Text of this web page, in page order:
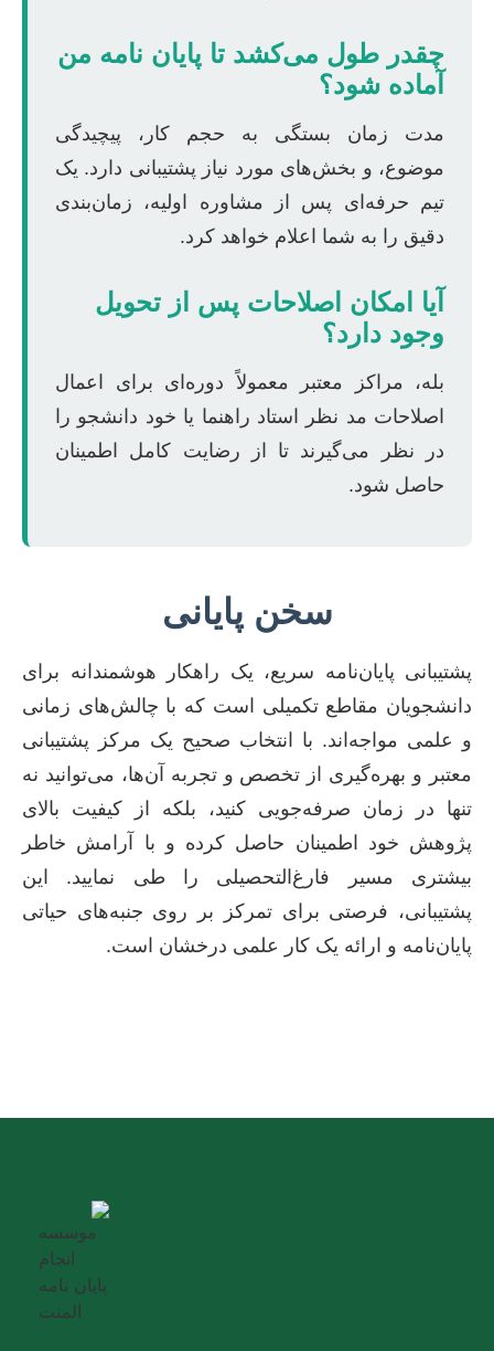
چقدر طول می‌کشد تا پایان نامه من
آماده شود؟
مدت زمان بستگی به حجم کار، پیچیدگی
موضوع، و بخش‌های مورد نیاز پشتیبانی دارد. یک
تیم حرفه‌ای پس از مشاوره اولیه، زمان‌بندی
دقیق را به شما اعلام خواهد کرد.
آیا امکان اصلاحات پس از تحویل
وجود دارد؟
بله، مراکز معتبر معمولاً دوره‌ای برای اعمال
اصلاحات مد نظر استاد راهنما یا خود دانشجو را
در نظر می‌گیرند تا از رضایت کامل اطمینان
حاصل شود.
سخن پایانی
پشتیبانی پایان‌نامه سریع، یک راهکار هوشمندانه برای
دانشجویان مقاطع تکمیلی است که با چالش‌های زمانی
و علمی مواجه‌اند. با انتخاب صحیح یک مرکز پشتیبانی
معتبر و بهره‌گیری از تخصص و تجربه آن‌ها، می‌توانید نه
تنها در زمان صرفه‌جویی کنید، بلکه از کیفیت بالای
پژوهش خود اطمینان حاصل کرده و با آرامش خاطر
بیشتری مسیر فارغ‌التحصیلی را طی نمایید. این
پشتیبانی، فرصتی برای تمرکز بر روی جنبه‌های حیاتی
پایان‌نامه و ارائه یک کار علمی درخشان است.